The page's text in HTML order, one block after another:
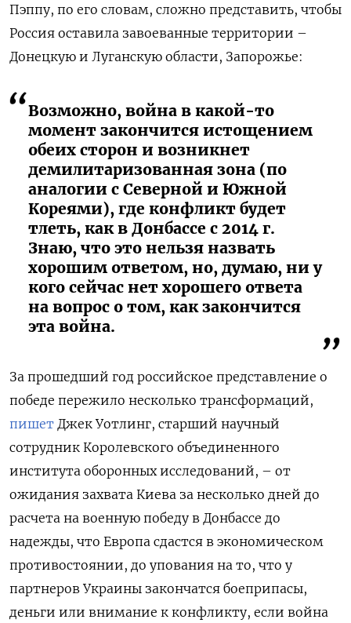
Пэппу, по его словам, сложно представить, чтобы
Россия оставила завоеванные территории –
Донецкую и Луганскую области, Запорожье:
Возможно, война в какой-то
момент закончится истощением
обеих сторон и возникнет
демилитаризованная зона (по
аналогии с Северной и Южной
Кореями), где конфликт будет
тлеть, как в Донбассе с 2014 г.
Знаю, что это нельзя назвать
хорошим ответом, но, думаю, ни у
кого сейчас нет хорошего ответа
на вопрос о том, как закончится
эта война.
За прошедший год российское представление о
победе пережило несколько трансформаций,
пишет Джек Уотлинг, старший научный
сотрудник Королевского объединенного
института оборонных исследований, – от
ожидания захвата Киева за несколько дней до
расчета на военную победу в Донбассе до
надежды, что Европа сдастся в экономическом
противостоянии, до упования на то, что у
партнеров Украины закончатся боеприпасы,
деньги или внимание к конфликту, если война